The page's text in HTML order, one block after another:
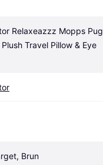
Relaxeazzz Mopps Pug
Travel Pillow & Eye
Brun